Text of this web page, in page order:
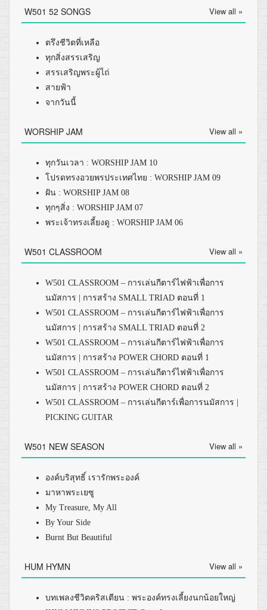
W501 52 SONGS View all »
ตรึงชีวิตที่เหลือ
ทุกสิ่งสรรเสริญ
สรรเสริญพระผู้ไถ่
สายฟ้า
จากวันนี้
WORSHIP JAM View all »
ทุกวันเวลา : WORSHIP JAM 10
โปรดทรงอวยพรประเทศไทย : WORSHIP JAM 09
ฝัน : WORSHIP JAM 08
ทุกๆสิ่ง : WORSHIP JAM 07
พระเจ้าทรงเลี้ยงดู : WORSHIP JAM 06
W501 CLASSROOM View all »
W501 CLASSROOM – การเล่นกีตาร์ไฟฟ้าเพื่อการ
นมัสการ | การสร้าง SMALL TRIAD ตอนที่ 1
W501 CLASSROOM – การเล่นกีตาร์ไฟฟ้าเพื่อการ
นมัสการ | การสร้าง SMALL TRIAD ตอนที่ 2
W501 CLASSROOM – การเล่นกีตาร์ไฟฟ้าเพื่อการ
นมัสการ | การสร้าง POWER CHORD ตอนที่ 1
W501 CLASSROOM – การเล่นกีตาร์ไฟฟ้าเพื่อการ
นมัสการ | การสร้าง POWER CHORD ตอนที่ 2
W501 CLASSROOM – การเล่นกีตาร์เพื่อการนมัสการ |
PICKING GUITAR
W501 NEW SEASON View all »
องค์บริสุทธิ์ เรารักพระองค์
มาหาพระเยซู
My Treasure, My All
By Your Side
Burnt But Beautiful
HUM HYMN View all »
บทเพลงชีวิตคริสเตียน : พระองค์ทรงเลี้ยงนกน้อยใหญ่